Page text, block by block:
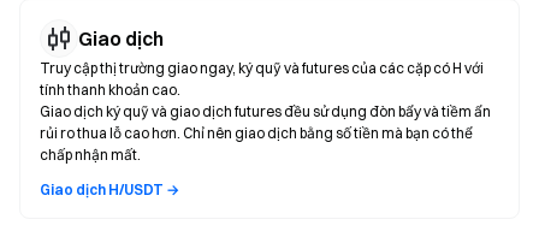
Giao dịch
Truy cập thị trường giao ngay, ký quỹ và futures của các cặp có H với
tính thanh khoản cao.
Giao dịch ký quỹ và giao dịch futures đều sử dụng đòn bẩy và tiềm ẩn
rủi ro thua lỗ cao hơn. Chỉ nên giao dịch bằng số tiền mà bạn có thể
chấp nhận mất.
Giao dịch H/USDT →